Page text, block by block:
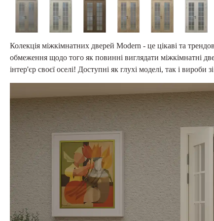
Колекція міжкімнатних дверей Modern - це цікаві та
обмеження щодо того як повинні виглядати міжкімнатні
інтер'єр своєї оселі! Доступні як глухі моделі, так і вироби